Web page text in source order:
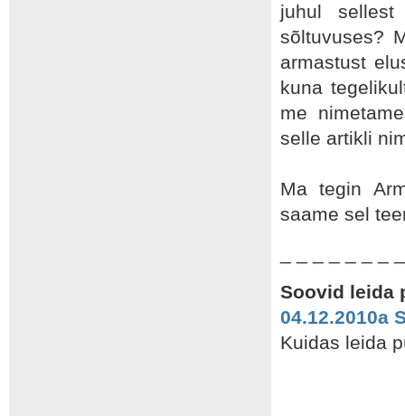
juhul
sõltuvuses?
armastust
kuna
me
selle artikli
Ma tegin
saame sel
Soovid leida
04.12.2010a
Kuidas leida